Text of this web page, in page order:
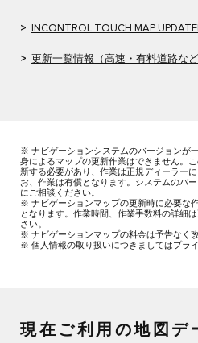
> INCONTROL TOUCH MAP
> 更新一覧情報（高速・有料道路な
※ ナビゲーションシステムのバージョンが
身によるマップの更新作業はできません。
新する必要があり、作業は正規ディーラー
お、作業は有償となります。​システムのバ
にご相談ください。
※ ナビゲーションマップの更新時に必要な
となります。作業時間、作業手数料の詳細
さい。​
※ ナビゲーションマップの料金は予告なく
※ 個人情報の取り扱いにつきましてはプラ
現在ご利用の地図デ